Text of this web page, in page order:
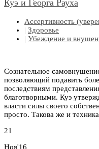
Куэ и Георга Рауха
Ассертивность
| Здоровье
| Убеждение и
Сознательное
позволяющий подавить
последствиям
благотворными. Куэ
власти силы своего
просто. Такова же и
21
Ноя'16